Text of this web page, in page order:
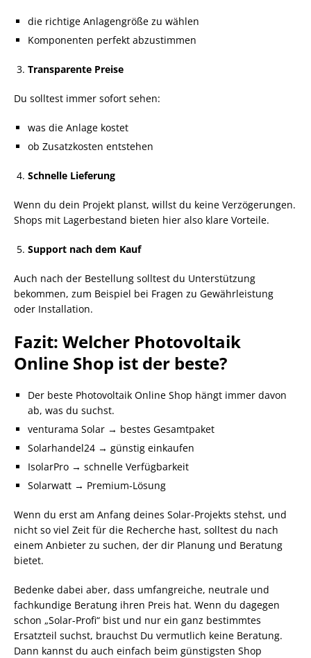
die richtige Anlagengröße zu wählen
Komponenten perfekt abzustimmen
Transparente Preise
Du solltest immer sofort sehen:
was die Anlage kostet
ob Zusatzkosten entstehen
Schnelle Lieferung
Wenn du dein Projekt planst, willst du keine Verzögerungen.
Shops mit Lagerbestand bieten hier also klare Vorteile.
Support nach dem Kauf
Auch nach der Bestellung solltest du Unterstützung
bekommen, zum Beispiel bei Fragen zu Gewährleistung
oder Installation.
Fazit: Welcher Photovoltaik
Online Shop ist der beste?
Der beste Photovoltaik Online Shop hängt immer davon
ab, was du suchst.
venturama Solar → bestes Gesamtpaket
Solarhandel24 → günstig einkaufen
IsolarPro → schnelle Verfügbarkeit
Solarwatt → Premium-Lösung
Wenn du erst am Anfang deines Solar-Projekts stehst, und
nicht so viel Zeit für die Recherche hast, solltest du nach
einem Anbieter zu suchen, der dir Planung und Beratung
bietet.
Bedenke dabei aber, dass umfangreiche, neutrale und
fachkundige Beratung ihren Preis hat. Wenn du dagegen
schon „Solar-Profi“ bist und nur ein ganz bestimmtes
Ersatzteil suchst, brauchst Du vermutlich keine Beratung.
Dann kannst du auch einfach beim günstigsten Shop